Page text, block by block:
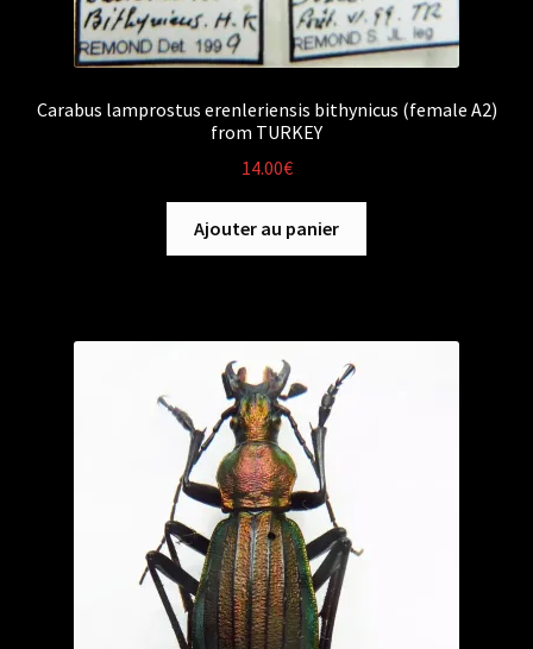
Carabus lamprostus erenleriensis bithynicus (female A2)
from TURKEY
14.00€
Ajouter au panier